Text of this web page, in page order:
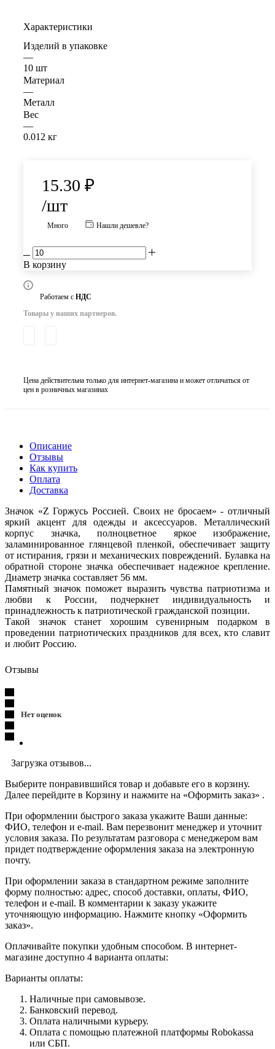
Характеристики
Изделий в упаковке
—
10 шт
Материал
—
Металл
Вес
—
0.012 кг
15.30 ₽
/шт
Много Нашли дешевле?
В корзину
Работаем с НДС
Товары у наших партнеров.
Цена действительна только для интернет-магазина и может отличаться от
цен в розничных магазинах
Описание
Отзывы
Как купить
Оплата
Доставка
Значок «Z Горжусь Россией. Своих не бросаем» - отличный
яркий акцент для одежды и аксессуаров. Металлический
корпус значка, полноцветное яркое изображение,
заламинированное глянцевой пленкой, обеспечивает защиту
от истирания, грязи и механических повреждений. Булавка на
обратной стороне значка обеспечивает надежное крепление.
Диаметр значка составляет 56 мм.
Памятный значок поможет выразить чувства патриотизма и
любви к России, подчеркнет индивидуальность и
принадлежность к патриотической гражданской позиции.
Такой значок станет хорошим сувенирным подарком в
проведении патриотических праздников для всех, кто славит
и любит Россию.
Отзывы
Нет оценок
Загрузка отзывов...
Выберите понравившийся товар и добавьте его в корзину.
Далее перейдите в Корзину и нажмите на «Оформить заказ» .
При оформлении быстрого заказа укажите Ваши данные:
ФИО, телефон и e-mail. Вам перезвонит менеджер и уточнит
условия заказа. По результатам разговора с менеджером вам
придет подтверждение оформления заказа на электронную
почту.
При оформлении заказа в стандартном режиме заполните
форму полностью: адрес, способ доставки, оплаты, ФИО,
телефон и e-mail. В комментарии к заказу укажите
уточняющую информацию. Нажмите кнопку «Оформить
заказ».
Оплачивайте покупки удобным способом. В интернет-
магазине доступно 4 варианта оплаты:
Варианты оплаты:
Наличные при самовывозе.
Банковский перевод.
Оплата наличными курьеру.
Оплата с помощью платежной платформы Robokassa
или СБП.